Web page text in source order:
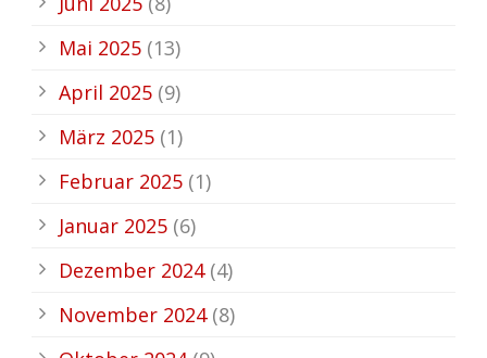
Mai 2025 (13)
April 2025 (9)
März 2025 (1)
Februar 2025 (1)
Januar 2025 (6)
Dezember 2024(4)
November 2024(8)